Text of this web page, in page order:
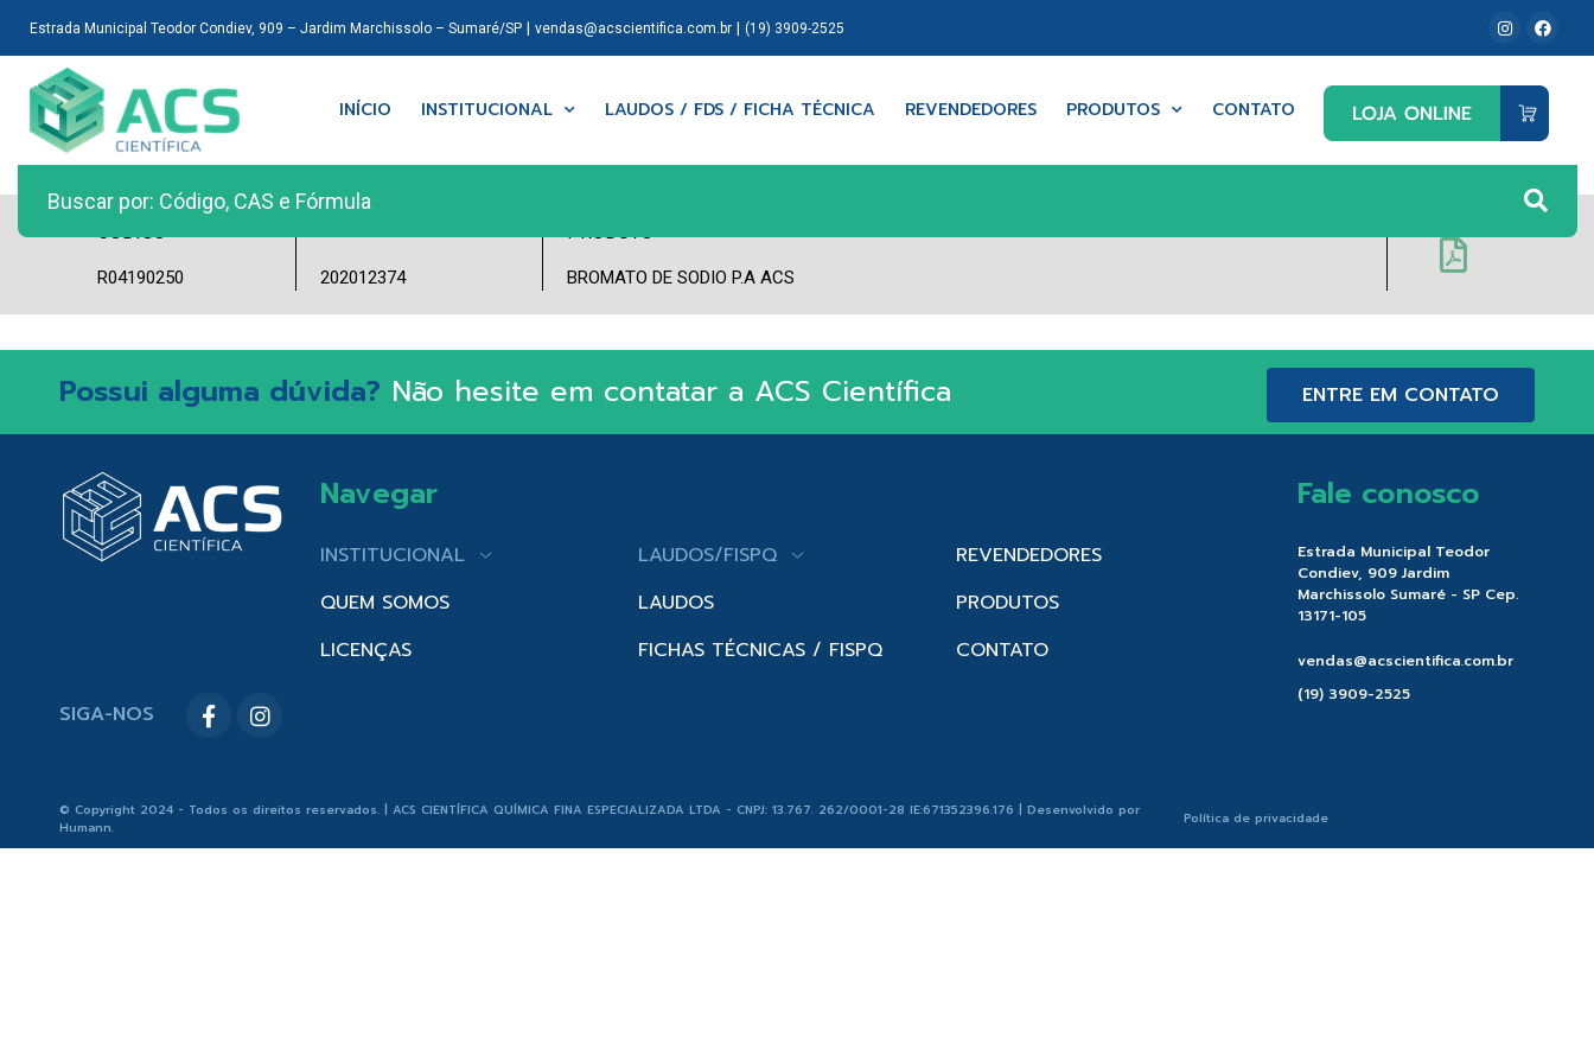
Estrada Municipal Teodor Condiev, 909 – Jardim Marchissolo – Sumaré/SP| vendas@acscientifica.com.br| (19) 3909-2525
INÍCIO INSTITUCIONAL LAUDOS / FDS / FICHA TÉCNICA REVENDEDORES PRODUTOS CONTATO
R04190250 202012374 BROMATO DE SODIO P.A ACS
Possui alguma dúvida? Não hesite em contatar a ACS Científica ENTRE EM CONTATO
SIGA-NOS
Navegar
INSTITUCIONAL
QUEM SOMOS
LICENÇAS
LAUDOS/FISPQ
LAUDOS
FICHAS TÉCNICAS / FISPQ
REVENDEDORES
PRODUTOS
CONTATO
Fale conosco
Estrada Municipal Teodor
Condiev, 909 Jardim
Marchissolo Sumaré - SP Cep.
13171-105
vendas@acscientifica.com.br
(19) 3909-2525
© Copyright 2024 - Todos os direitos reservados. | ACS CIENTÍFICA QUÍMICA FINA ESPECIALIZADA LTDA - CNPJ: 13.767. 262/0001-28 IE:671352396.176 | Desenvolvido por
Humann. Política de privacidade